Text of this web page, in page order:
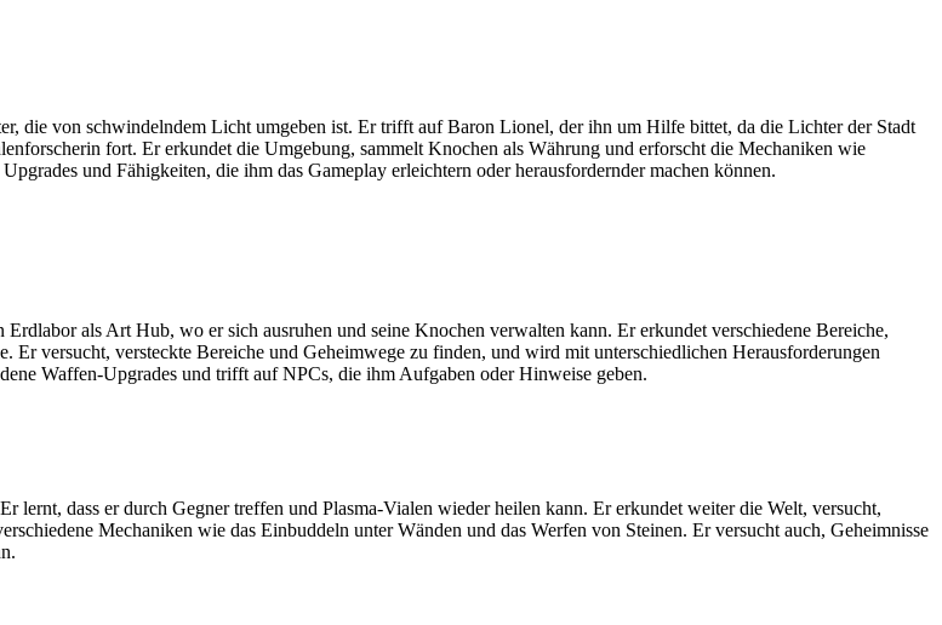
die von schwindelndem Licht umgeben ist. Er trifft auf Baron Lionel, der ihn um Hilfe bittet, da die Lichter der Stadt
fort. Er erkundet die Umgebung, sammelt Knochen als Währung und erforscht die Mechaniken wie
und Fähigkeiten, die ihm das Gameplay erleichtern oder herausfordernder machen können.
als Art Hub, wo er sich ausruhen und seine Knochen verwalten kann. Er erkundet verschiedene Bereiche,
Er versucht, versteckte Bereiche und Geheimwege zu finden, und wird mit unterschiedlichen Herausforderungen
Waffen-Upgrades und trifft auf NPCs, die ihm Aufgaben oder Hinweise geben.
lernt, dass er durch Gegner treffen und Plasma-Vialen wieder heilen kann. Er erkundet weiter die Welt, versucht,
Mechaniken wie das Einbuddeln unter Wänden und das Werfen von Steinen. Er versucht auch, Geheimnisse